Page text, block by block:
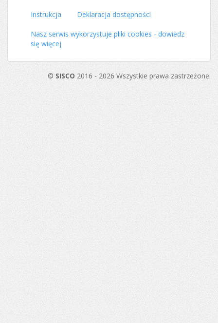
Instrukcja Deklaracja dostępności
Nasz serwis wykorzystuje pliki cookies - dowiedz
się więcej
© SISCO 2016 - 2026 Wszystkie prawa zastrzeżone.